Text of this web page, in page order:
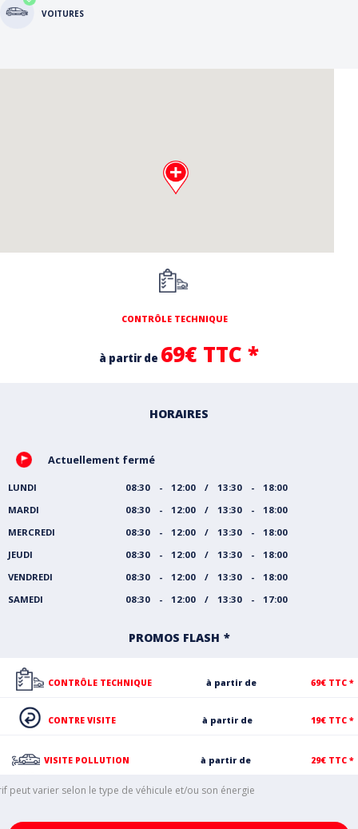
VOITURES
CONTRÔLE TECHNIQUE
à partir de 69€ TTC *
HORAIRES
Actuellement fermé
LUNDI
08:30 - 12:00 / 13:30 - 18:00
MARDI
08:30 - 12:00 / 13:30 - 18:00
MERCREDI
08:30 - 12:00 / 13:30 - 18:00
JEUDI
08:30 - 12:00 / 13:30 - 18:00
VENDREDI
08:30 - 12:00 / 13:30 - 18:00
SAMEDI
08:30 - 12:00 / 13:30 - 17:00
PROMOS FLASH
CONTRÔLE TECHNIQUE à partir de 69€ TTC *
CONTRE VISITE à partir de 19€ TTC *
VISITE POLLUTION à partir de 29€ TTC *
peut varier selon le type de véhicule et/ou son énergie